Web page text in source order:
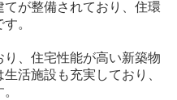
が整備されており、住環
。
、住宅性能が高い新築物
活施設も充実しており、